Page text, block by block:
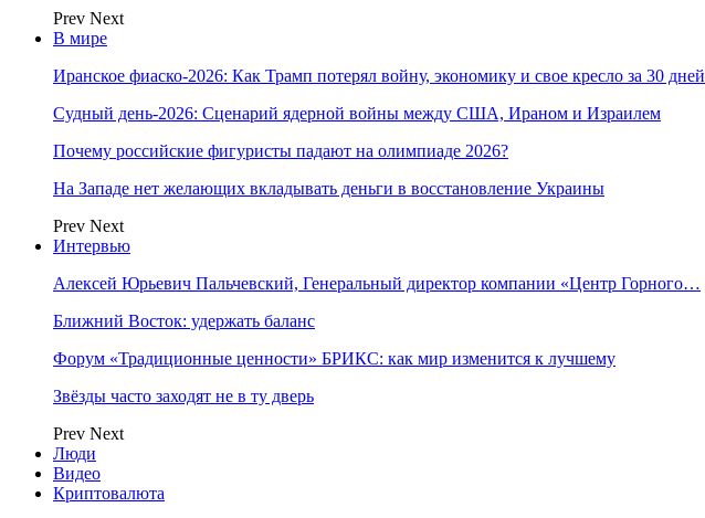
Prev Next
В мире
Иранское фиаско-2026: Как Трамп потерял войну, экономику и свое кресло за 30 дней
Судный день-2026: Сценарий ядерной войны между США, Ираном и Израилем
Почему российские фигуристы падают на олимпиаде 2026?
На Западе нет желающих вкладывать деньги в восстановление Украины
Prev Next
Интервью
Алексей Юрьевич Пальчевский, Генеральный директор компании «Центр Горного…
Ближний Восток: удержать баланс
Форум «Традиционные ценности» БРИКС: как мир изменится к лучшему
Звёзды часто заходят не в ту дверь
Prev Next
Люди
Видео
Криптовалюта